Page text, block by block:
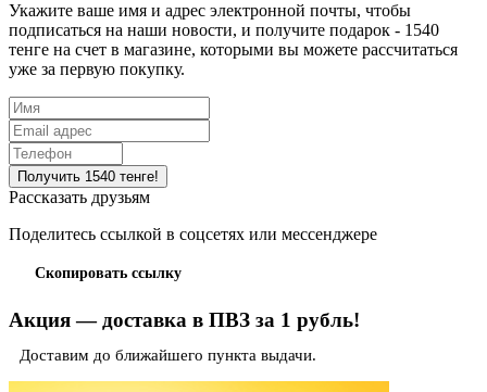
Укажите ваше имя и адрес электронной почты, чтобы
подписаться на наши новости, и получите подарок - 1540
тенге на счет в магазине, которыми вы можете рассчитаться
уже за первую покупку.
Рассказать друзьям
Поделитесь ссылкой в соцсетях или мессенджере
Скопировать ссылку
Акция — доставка в ПВЗ за 1 рубль!
Доставим до ближайшего пункта выдачи.